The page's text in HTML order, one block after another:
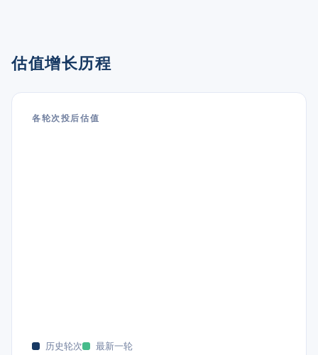
估值增长历程
各轮次投后估值
历史轮次 最新一轮